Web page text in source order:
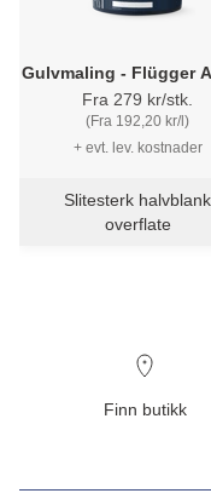
Gulvmaling - Flügger
Betong og Tre
Fra 279 kr/stk.
(Fra 192,20 kr/l)
+ evt. lev. kostnader
Slitesterk halvblank
overflate
Finn butikk